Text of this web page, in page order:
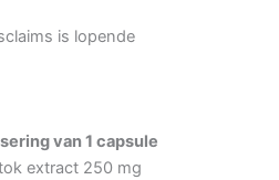
is lopende
van 1 capsule
extract 250 mg